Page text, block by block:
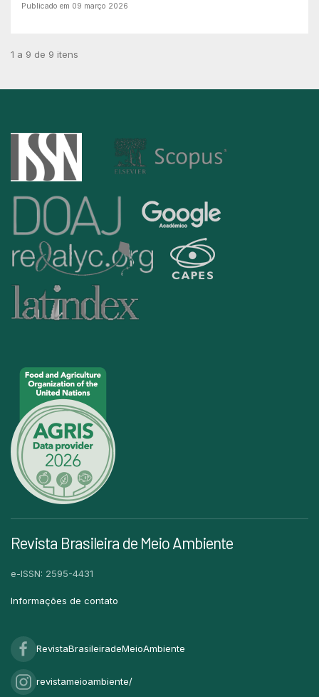
Publicado em 09 março 2026
1 a 9 de 9 itens
Revista Brasileira de Meio Ambiente
e-ISSN: 2595-4431
Informações de contato
RevistaBrasileiradeMeioAmbiente
revistameioambiente/